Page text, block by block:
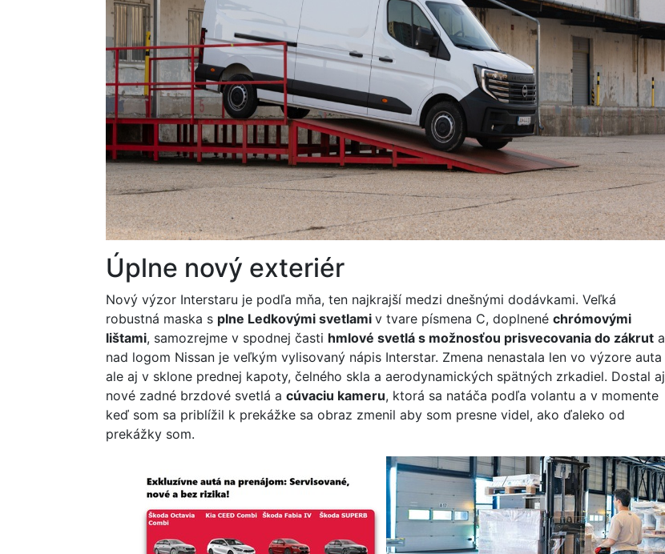
Úplne nový exteriér
Nový výzor Interstaru je podľa mňa, ten najkrajší medzi dnešnými dodávkami. Veľká
robustná maska s plne Ledkovými svetlami v tvare písmena C, doplnené chrómovými
lištami, samozrejme v spodnej časti hmlové svetlá s možnosťou prisvecovania do zákrut a
nad logom Nissan je veľkým vylisovaný nápis Interstar. Zmena nenastala len vo výzore auta
ale aj v sklone prednej kapoty, čelného skla a aerodynamických spätných zrkadiel. Dostal aj
nové zadné brzdové svetlá a cúvaciu kameru, ktorá sa natáča podľa volantu a v momente
keď som sa priblížil k prekážke sa obraz zmenil aby som presne videl, ako ďaleko od
prekážky som.